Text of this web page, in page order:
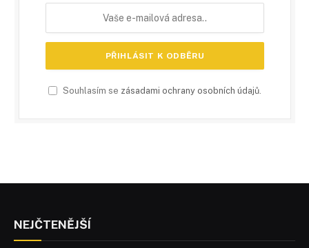
Souhlasím se zásadami ochrany osobních údajů.
NEJČTENĚJŠÍ